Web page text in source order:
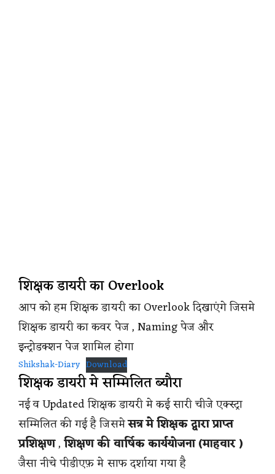
शिक्षक डायरी का Overlook
आप को हम शिक्षक डायरी का Overlook दिखाएंगे जिसमे
शिक्षक डायरी का कवर पेज , Naming पेज और
इन्ट्रोडक्शन पेज शामिल होगा
Shikshak-Diary Download
शिक्षक डायरी मे सम्मिलित ब्यौरा
नई व Updated शिक्षक डायरी मे कई सारी चीजे एक्स्ट्रा
सम्मिलित की गई है जिसमेसत्र मे शिक्षक द्वारा प्राप्त
प्रशिक्षण,शिक्षण की वार्षिक कार्ययोजना (माहवार )
जैसा नीचे पीडीएफ़ मे साफ दर्शाया गया है